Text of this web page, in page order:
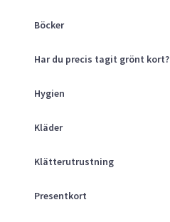
Mitt Konto
Kurser
Klätterväggen
Aktuellt
Böcker
Har du precis tagit grönt kort?
Hygien
Kläder
Klätterutrustning
Presentkort